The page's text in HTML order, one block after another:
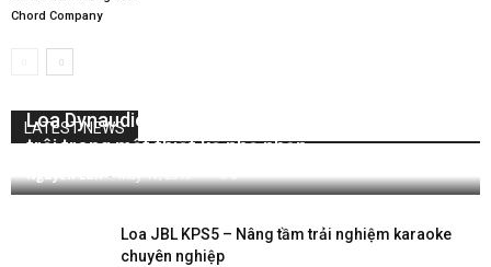
Chord Company
LATEST NEWS
Loa Dynaudio XEO 10: sức mạnh âm thanh vượt
trội trong một thiết kế nhỏ nhắn
Nguyễn Lan - May 17, 2019 0
Loa JBL KPS5 – Nâng tầm trải nghiệm karaoke
chuyên nghiệp